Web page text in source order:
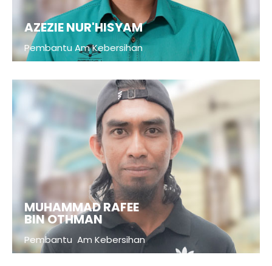
AZEZIE NUR'HISYAM
Pembantu Am Kebersihan
MUHAMMAD RAFEE
BIN OTHMAN
Pembantu Am Kebersihan